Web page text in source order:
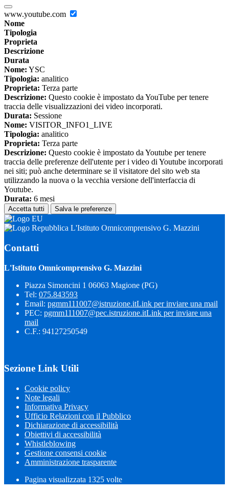
www.youtube.com
Nome
Tipologia
Proprieta
Descrizione
Durata
Nome: YSC
Tipologia: analitico
Proprieta: Terza parte
Descrizione: Questo cookie è impostato da YouTube per tenere
traccia delle visualizzazioni dei video incorporati.
Durata: Sessione
Nome: VISITOR_INFO1_LIVE
Tipologia: analitico
Proprieta: Terza parte
Descrizione: Questo cookie è impostato da Youtube per tenere
traccia delle preferenze dell'utente per i video di Youtube incorporati
nei siti; può anche determinare se il visitatore del sito web sta
utilizzando la nuova o la vecchia versione dell'interfaccia di
Youtube.
Durata: 6 mesi
Accetta tutti Salva le preferenze
L'Istituto Omnicomprensivo G. Mazzini
Contatti
L'Istituto Omnicomprensivo G. Mazzini
Piazza Simoncini 1 06063 Magione (PG)
Tel: 075.843593
Email: pgmm111007@istruzione.itLink per inviare una mail
PEC: pgmm111007@pec.istruzione.itLink per inviare una
mail
C.F.: 94127250549
Sezione Link Utili
Cookie policy
Note legali
Informativa Privacy
Ufficio Relazioni con il Pubblico
Dichiarazione di accessibilità
Obiettivi di accessibilità
Whistleblowing
Gestione consensi cookie
Amministrazione trasparente
Pagina visualizzata 1325 volte